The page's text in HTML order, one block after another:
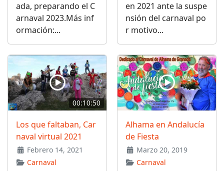
ada, preparando el C
arnaval 2023.Más inf
ormación:...
en 2021 ante la suspe
nsión del carnaval po
r motivo...
00:10:50
Los que faltaban, Car
naval virtual 2021
Febrero 14, 2021
Carnaval
Alhama en Andalucía
de Fiesta
Marzo 20, 2019
Carnaval